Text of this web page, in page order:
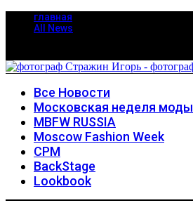
главная
All News
Все Новости
Московская неделя моды
MBFW RUSSIA
Moscow Fashion Week
CPM
BackStage
Lookbook